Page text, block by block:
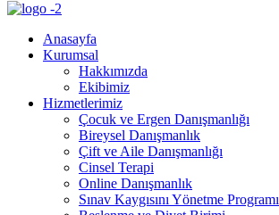
Anasayfa
Kurumsal
Hakkımızda
Ekibimiz
Hizmetlerimiz
Çocuk ve Ergen Danışmanlığı
Bireysel Danışmanlık
Çift ve Aile Danışmanlığı
Cinsel Terapi
Online Danışmanlık
Sınav Kaygısını Yönetme Programı